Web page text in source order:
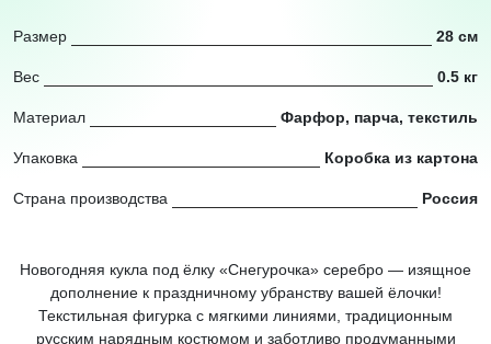
Размер 28 см
Вес 0.5 кг
Материал Фарфор, парча, текстиль
Упаковка Коробка из картона
Страна производства Россия
Новогодняя кукла под ёлку «Снегурочка» серебро — изящное
дополнение к праздничному убранству вашей ёлочки!
Текстильная фигурка с мягкими линиями, традиционным
русским нарядным костюмом и заботливо продуманными